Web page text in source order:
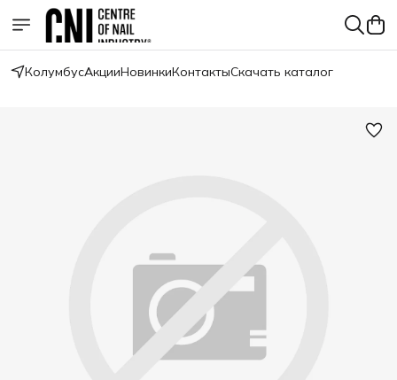
КолумбусАкцииНовинкиКонтактыСкачать каталог